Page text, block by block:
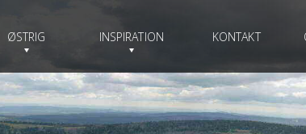
ØSTRIG INSPIRATION KONTAKT